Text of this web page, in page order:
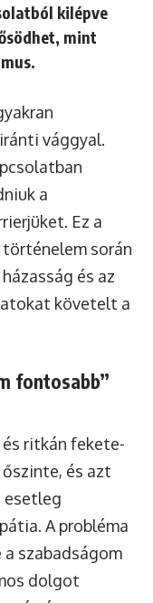
kilépve
mint
vággyal.
a
Ez a
során
és az
követelt a
fontosabb”
és ritkán fekete-
és azt
esetleg
A probléma
a szabadságom
dolgot